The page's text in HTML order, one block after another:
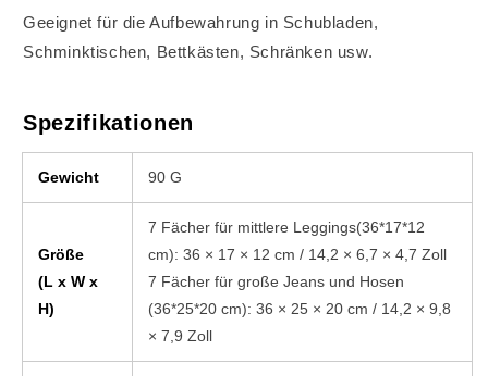
Geeignet für die Aufbewahrung in Schubladen,
Schminktischen, Bettkästen, Schränken usw.
Spezifikationen
Gewicht 90 G
Größe
(L x W x
H)
7 Fächer für mittlere Leggings(36*17*12
cm): 36 × 17 × 12 cm / 14,2 × 6,7 × 4,7 Zoll
7 Fächer für große Jeans und Hosen
(36*25*20 cm): 36 × 25 × 20 cm / 14,2 × 9,8
× 7,9 Zoll